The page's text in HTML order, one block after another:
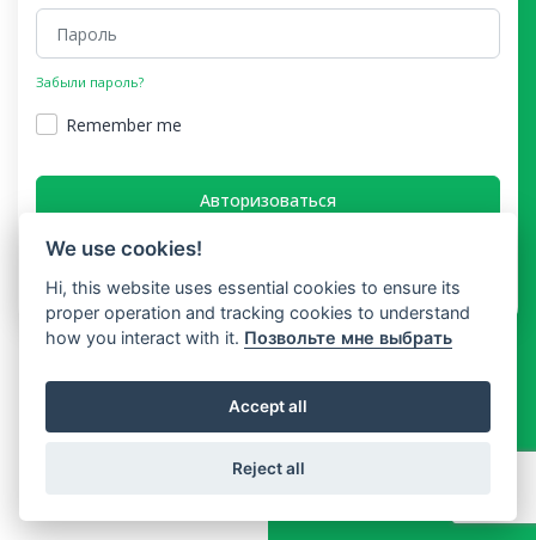
Забыли пароль?
Remember me
Авторизоваться
Copyright © Booking In Time 2026
We use cookies!
Hi, this website uses essential cookies to ensure its
proper operation and tracking cookies to understand
how you interact with it. Позвольте мне выбрать
Accept all
Reject all